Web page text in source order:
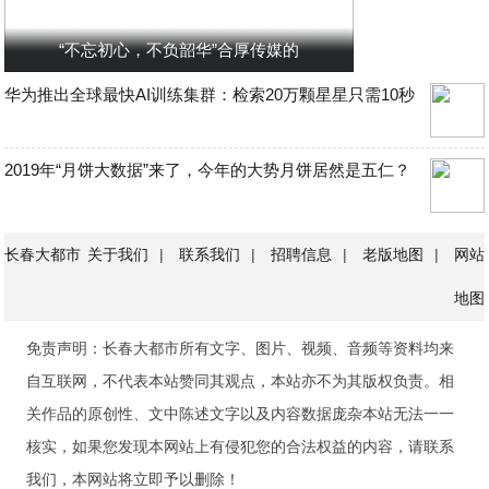
“不忘初心，不负韶华”合厚传媒的
华为推出全球最快AI训练集群：检索20万颗星星只需10秒
2019年“月饼大数据”来了，今年的大势月饼居然是五仁？
长春大都市 关于我们 | 联系我们 | 招聘信息 | 老版地图 | 网站
地图
免责声明：长春大都市所有文字、图片、视频、音频等资料均来
自互联网，不代表本站赞同其观点，本站亦不为其版权负责。相
关作品的原创性、文中陈述文字以及内容数据庞杂本站无法一一
核实，如果您发现本网站上有侵犯您的合法权益的内容，请联系
我们，本网站将立即予以删除！